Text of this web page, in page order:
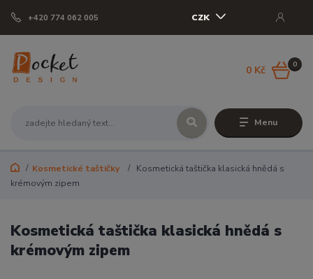
Menu
CZK
+420 774 062 005
0
0 Kč
Kosmetické taštičky
Kosmetická taštička klasická hnědá s
krémovým zipem
Kosmetická taštička klasická hnědá s
krémovým zipem